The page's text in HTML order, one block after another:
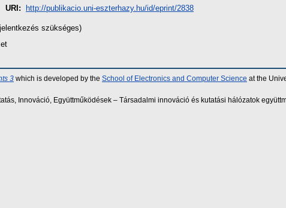
URI:
http://publikacio.uni-eszterhazy.hu/id/eprint/2838
szükséges)
3 which is developed by the School of Electronics and Computer Science at the
Innováció, Együttműködések – Társadalmi innováció és kutatási hálózatok